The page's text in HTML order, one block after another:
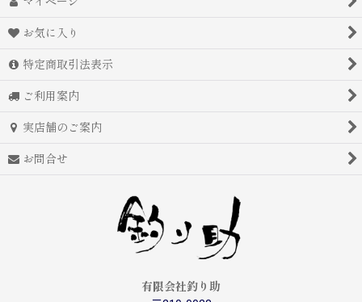
お気に入り
特定商取引法表示
ご利用案内
実店舗のご案内
お問合せ
有限会社釣り助